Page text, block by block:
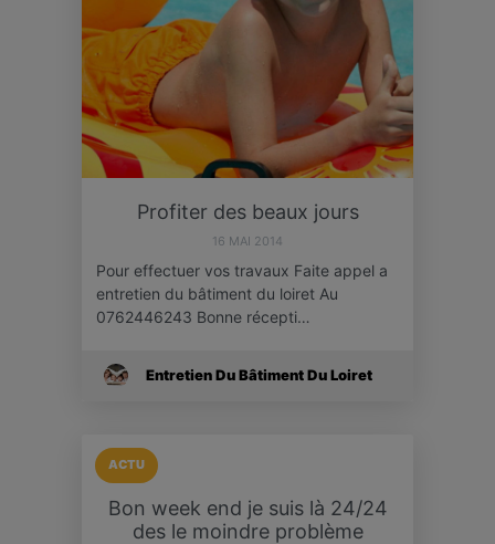
Profiter des beaux jours
16 MAI 2014
Pour effectuer vos travaux Faite appel a
entretien du bâtiment du loiret Au
0762446243 Bonne récepti…
Entretien Du Bâtiment Du Loiret
ACTU
Bon week end je suis là 24/24
des le moindre problème